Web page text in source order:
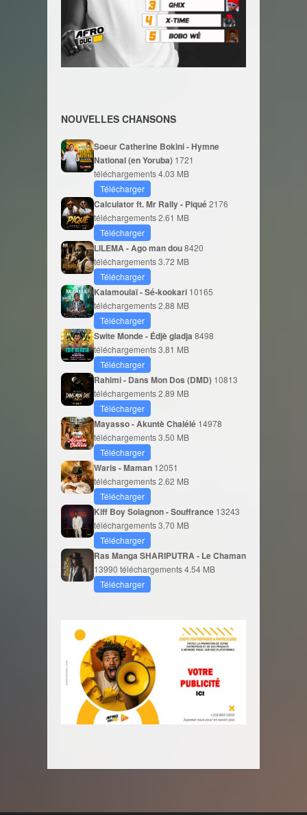
NOUVELLES CHANSONS
Soeur Catherine Bokini - Hymne
National (en Yoruba) 1721
téléchargements4.03 MB
Télécharger
Calculator ft. Mr Rally - Piqué2176
téléchargements2.61 MB
Télécharger
LILEMA - Ago man dou8420
téléchargements3.72 MB
Télécharger
Kalamoulaï - Sé-kookari 10165
téléchargements2.88 MB
Télécharger
Swite Monde - Édjè gladja 8498
téléchargements3.81 MB
Télécharger
Rahimi - Dans Mon Dos (DMD) 10813
téléchargements2.89 MB
Télécharger
Mayasso - Akuntè Chalélé 14978
téléchargements3.50 MB
Télécharger
Waris - Maman 12051
téléchargements2.62 MB
Télécharger
Kiff Boy Solagnon - Souffrance 13243
téléchargements3.70 MB
Télécharger
Ras Manga SHARIPUTRA - Le Chaman
13990 téléchargements4.54 MB
Télécharger